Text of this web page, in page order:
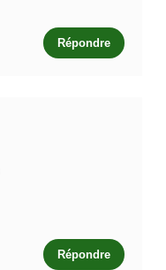
Répondre
Répondre